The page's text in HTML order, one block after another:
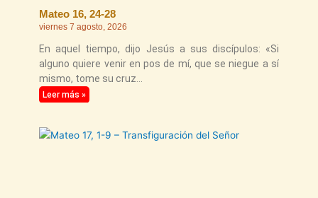
Mateo 16, 24-28
viernes 7 agosto, 2026
En aquel tiempo, dijo Jesús a sus discípulos: «Si
alguno quiere venir en pos de mí, que se niegue a sí
mismo, tome su cruz
Leer más »